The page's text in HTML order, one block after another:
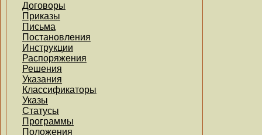
Договоры
Приказы
Письма
Постановления
Инструкции
Распоряжения
Решения
Указания
Классификаторы
Указы
Статусы
Программы
Положения